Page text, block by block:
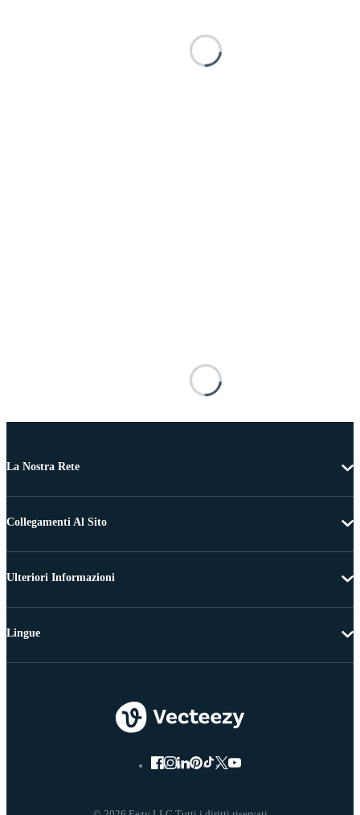
La Nostra Rete
Collegamenti Al Sito
Ulteriori Informazioni
Lingue